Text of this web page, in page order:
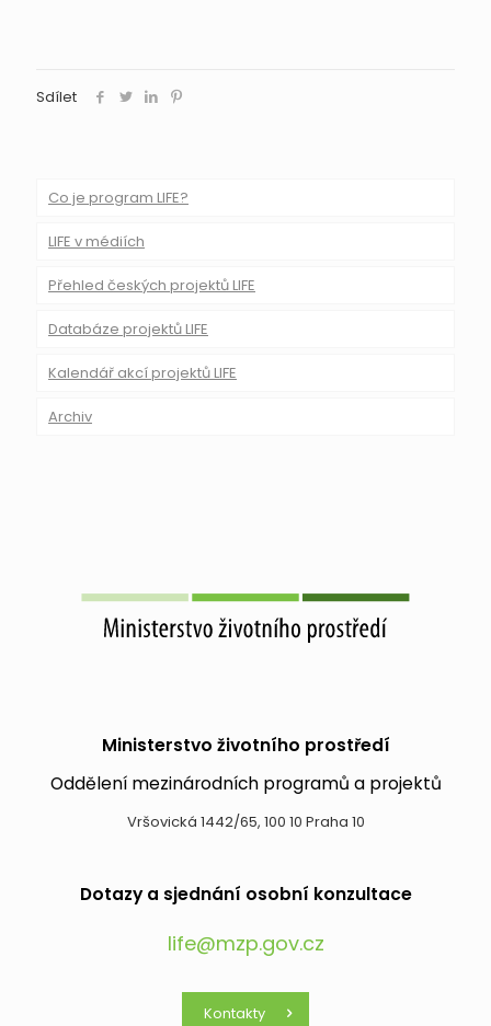
Sdílet
Co je program LIFE?
LIFE v médiích
Přehled českých projektů LIFE
Databáze projektů LIFE
Kalendář akcí projektů LIFE
Archiv
Ministerstvo životního prostředí
Oddělení mezinárodních programů a projektů
Vršovická 1442/65, 100 10 Praha 10
Dotazy a sjednání osobní konzultace
life@mzp.gov.cz
Kontakty